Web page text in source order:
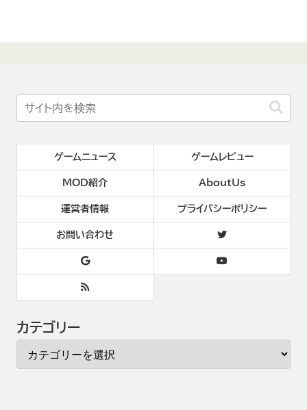
ゲームニュース ゲームレビュー
MOD紹介 AboutUs
運営者情報 プライバシーポリシー
お問い合わせ
カテゴリー